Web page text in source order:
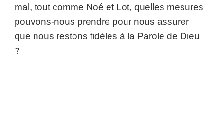
mal, tout comme Noé et Lot, quelles mesures
pouvons-nous prendre pour nous assurer
que nous restons fidèles à la Parole de Dieu
?